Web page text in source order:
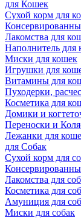
для Кошек
Сухой корм для
Лакомства для
Наполнитель для
Миски для кошек
Игрушки для
Витамины для
Пуходерки,
Косметика для
Домики и
Переноски и
Лежанки для
для Собак
Сухой корм для
Лакомства для
Косметика для
Амуниция для
Миски для собак